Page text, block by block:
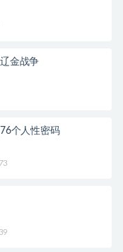
金战争
个人性密码